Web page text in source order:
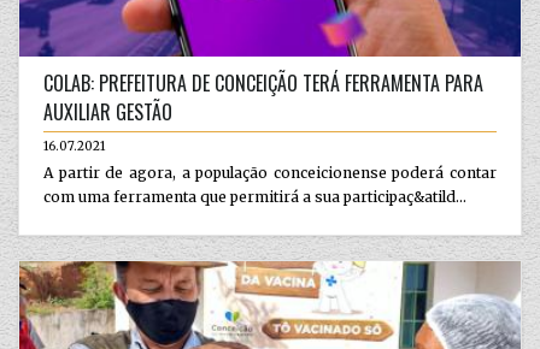
COLAB: PREFEITURA DE CONCEIÇÃO TERÁ FERRAMENTA PARA
AUXILIAR GESTÃO
16.07.2021
A partir de agora, a população conceicionense poderá contar
com uma ferramenta que permitirá a sua participaç&atild...